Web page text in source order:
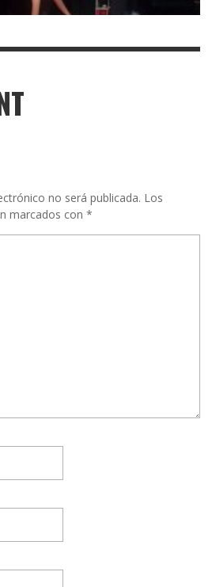
no será publicada. Los
marcados con *